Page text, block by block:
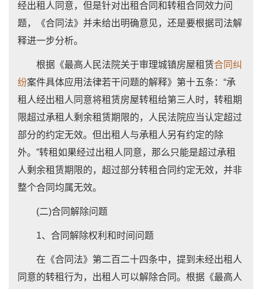
经出租人同意，但是针对出租合同和转租合同效力问
题，《合同法》并未给出明确意见，还是要根据司法解
释进一步分析。
根据《最高人民法院关于审理城镇房屋租赁合同纠
纷案件具体应用法律若干问题的解释》第十五条：“承
租人经出租人同意将租赁房屋转租给第三人时，转租期
限超过承租人剩余租赁期限的，人民法院应当认定超过
部分的约定无效。但出租人与承租人另有约定的除
外。”转租如果经过出租人同意，那么只能是超过承租
人剩余租赁期限的，超过部分转租合同约定无效，并非
整个合同均属无效。
(二)合同解除问题
1、合同解除权利和时间问题
在《合同法》第二百二十四条中，提到未经出租人
同意的转租行为，出租人可以解除合同。根据《最高人